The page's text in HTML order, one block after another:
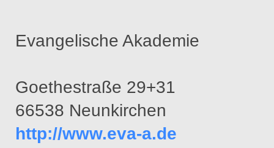
Evangelische Akademie
Goethestraße 29+31
66538 Neunkirchen
http://www.eva-a.de